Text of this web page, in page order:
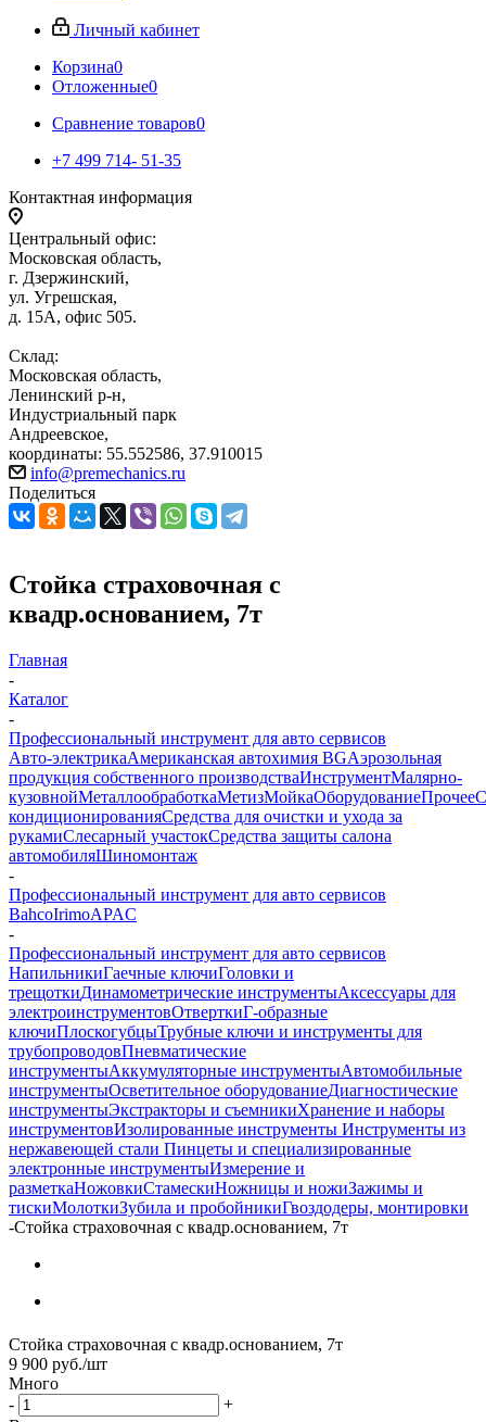
Личный кабинет
Корзина0
Отложенные0
Сравнение товаров0
+7 499 714- 51-35
Контактная информация
Центральный офис:
Московская область,
г. Дзержинский,
ул. Угрешская,
д. 15А, офис 505.
Склад:
Московская область,
Ленинский р-н,
Индустриальный парк
Андреевское,
координаты: 55.552586, 37.910015
info@premechanics.ru
Поделиться
Стойка страховочная с
квадр.основанием, 7т
Главная
-
Каталог
-
Профессиональный инструмент для авто сервисов
Авто-электрикаАмериканская автохимия BGАэрозольная
продукция собственного производстваИнструментМалярно-
кузовнойМеталлообработкаМетизМойкаОборудованиеПрочее
кондиционированияСредства для очистки и ухода за
рукамиСлесарный участокСредства защиты салона
автомобиляШиномонтаж
-
Профессиональный инструмент для авто сервисов
BahcoIrimoAPAC
-
Профессиональный инструмент для авто сервисов
НапильникиГаечные ключиГоловки и
трещоткиДинамометрические инструментыАксессуары для
электроинструментовОтверткиГ-образные
ключиПлоскогубцыТрубные ключи и инструменты для
трубопроводовПневматические
инструментыАккумуляторные инструментыАвтомобильные
инструментыОсветительное оборудованиеДиагностические
инструментыЭкстракторы и съемникиХранение и наборы
инструментовИзолированные инструменты Инструменты из
нержавеющей стали Пинцеты и специализированные
электронные инструментыИзмерение и
разметкаНожовкиСтамескиНожницы и ножиЗажимы и
тискиМолоткиЗубила и пробойникиГвоздодеры, монтировки
-Стойка страховочная с квадр.основанием, 7т
Стойка страховочная с квадр.основанием, 7т
9 900 руб./шт
Много
-
+